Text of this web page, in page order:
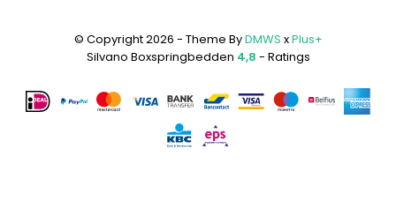
© Copyright 2026 - Theme ByDMWS xPlus+
Silvano Boxspringbedden 4,8 - Ratings